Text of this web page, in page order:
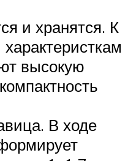
и хранятся. К
высокую
В ходе